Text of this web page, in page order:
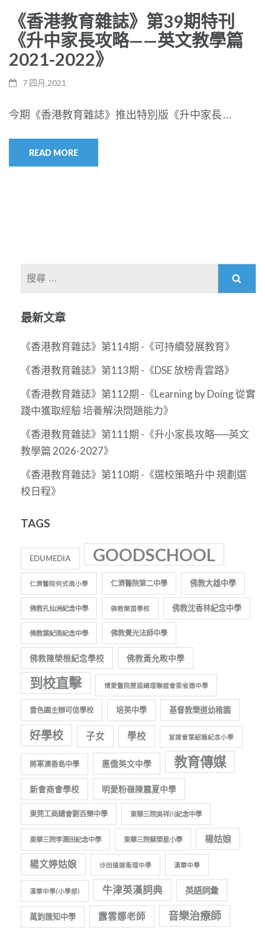
《香港教育雜誌》第39期特刊
《升中家長攻略——英文教學篇
2021-2022》
7 四月,2021
今期《香港教育雜誌》推出特別版《升中家長 …
READ MORE
最新文章
《香港教育雜誌》第114期 -《可持續發展教育》
《香港教育雜誌》第113期 -《DSE 放榜青雲路》
《香港教育雜誌》第112期 -《Learning by Doing 從實
踐中獲取經驗 培養解決問題能力》
《香港教育雜誌》第111期 -《升小家長攻略──英文
教學篇 2026-2027》
《香港教育雜誌》第110期 -《選校策略升中 規劃選
校日程》
TAGS
EDUMEDIA GOODSCHOOL
仁濟醫院何式南小學 仁濟醫院第二中學 佛教大雄中學
佛教孔仙洲紀念中學 佛教榮茵學校 佛教沈香林紀念中學
佛教葉紀南紀念中學 佛教覺光法師中學
佛教陳榮根紀念學校 佛教黃允畋中學
到校直擊 博愛醫院歷屆總理聯誼會梁省德中學
嗇色園主辦可信學校 培英中學 基督教樂道幼稚園
好學校 子女 學校 宣道會葉紹蔭紀念小學
將軍澳香島中學 惠僑英文中學 教育傳媒
新會商會學校 明愛粉嶺陳震夏中學
東莞工商總會劉百樂中學 東華三院吳祥川紀念中學
東華三院李潤田紀念中學 東華三院蔡榮星小學 楊姑娘
楊文婷姑娘 沙田循道衞理中學 漢華中學
漢華中學(小學部) 牛津英漢詞典 英語詞彙
萬鈞匯知中學 露雲娜老師 音樂治療師